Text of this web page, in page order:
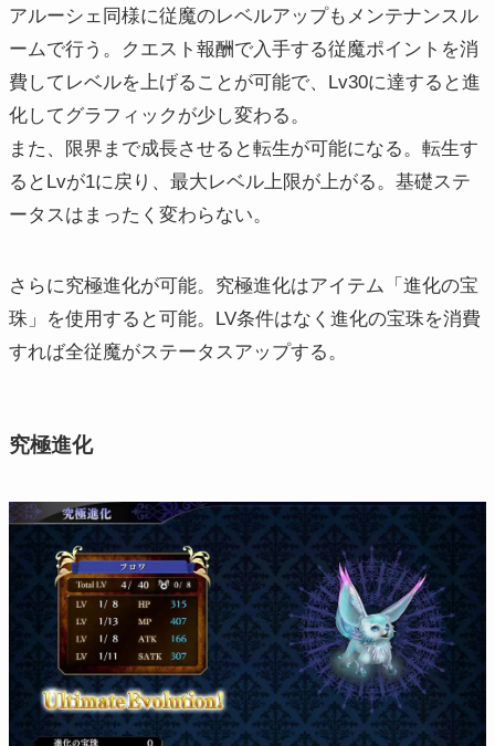
アルーシェ同様に従魔のレベルアップもメンテナンスル
ームで行う。クエスト報酬で入手する従魔ポイントを消
費してレベルを上げることが可能で、Lv30に達すると進
化してグラフィックが少し変わる。
また、限界まで成長させると転生が可能になる。転生す
るとLvが1に戻り、最大レベル上限が上がる。基礎ステ
ータスはまったく変わらない。
さらに究極進化が可能。究極進化はアイテム「進化の宝
珠」を使用すると可能。LV条件はなく進化の宝珠を消費
すれば全従魔がステータスアップする。
究極進化